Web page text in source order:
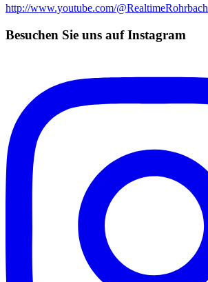
http://www.youtube.com/@RealtimeRohrbach
Besuchen Sie uns auf Instagram